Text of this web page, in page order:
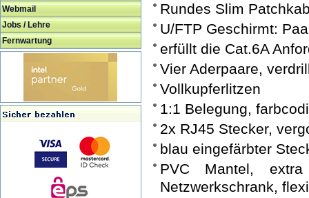
Webmail
Jobs / Lehre
Fernwartung
Rundes Slim
U/FTP Geschirmt:
erfüllt die Cat.6A
Vier Aderpaare,
Vollkupferlitzen
1:1 Belegung,
2x RJ45 Stecker,
blau eingefärbter
PVC Mantel,
Netzwerkschrank,